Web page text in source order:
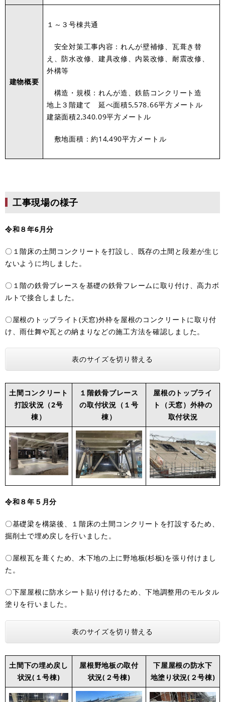
建物概要
１～３号棟共通
安全対策工事内容：れんが壁補修、瓦葺き替
え、防水改修、建具改修、内装改修、耐震改修、
外構等
構造・規模：れんが造、鉄筋コンクリート造
地上３階建て 延べ面積5,578.66平方メートル
建築面積2,340.09平方メートル
敷地面積：約14,490平方メートル
工事現場の様子
令和８年6月分
〇１階床の土間コンクリートを打設し、既存の土間と段差が生じ
ないように均しました。
〇１階の鉄骨ブレースを基礎の鉄骨フレームに取り付け、高力ボ
ルトで接合しました。
〇屋根のトップライト(天窓)外枠を屋根のコンクリートに取り付
け、雨仕舞や瓦との納まりなどの施工方法を確認しました。
表のサイズを切り替える
土間コンクリート
打設状況（2号
棟）
１階鉄骨ブレース
の取付状況（１号
棟）
屋根のトップライ
ト（天窓）外枠の
取付状況
令和８年５月分
〇基礎梁を構築後、１階床の土間コンクリートを打設するため、
掘削土で埋め戻しを行いました。
〇屋根瓦を葺くため、木下地の上に野地板(杉板)を張り付けまし
た。
〇下屋屋根に防水シート貼り付けるため、下地調整用のモルタル
塗りを行いました。
表のサイズを切り替える
土間下の埋め戻し
状況(１号棟)
屋根野地板の取付
状況(２号棟)
下屋屋根の防水下
地塗り状況(２号棟)